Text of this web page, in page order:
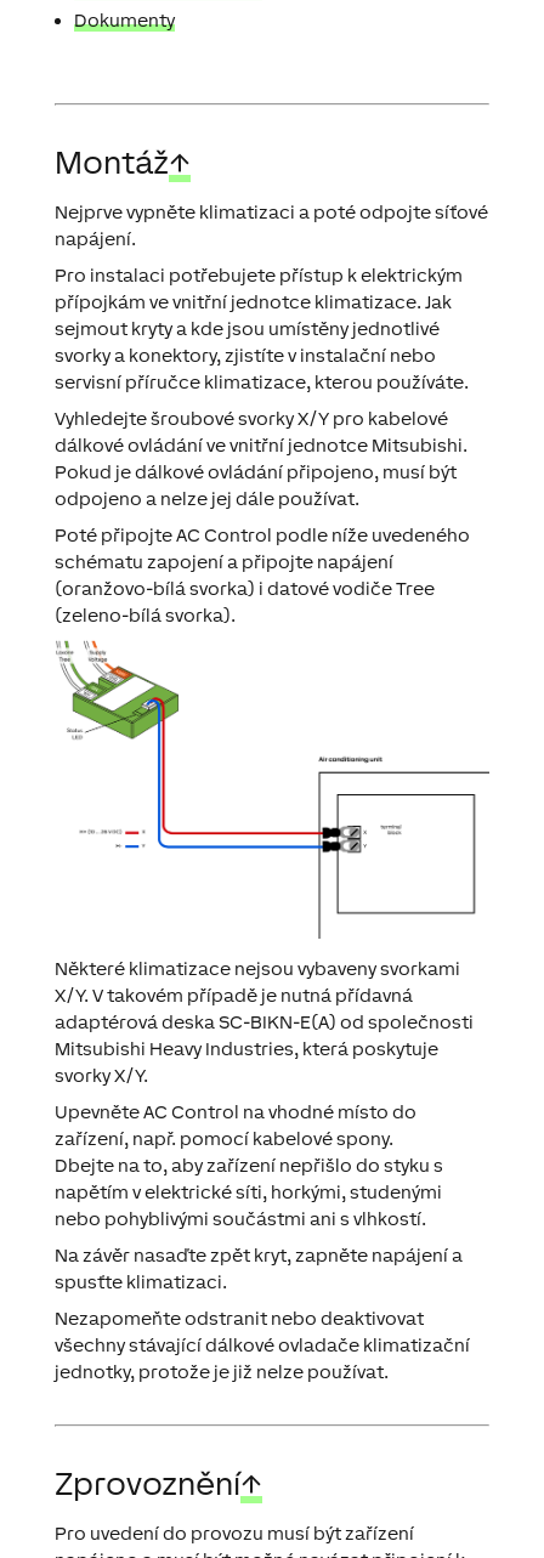
Dokumenty
Montáž↑
Nejprve vypněte klimatizaci a poté odpojte síťové
napájení.
Pro instalaci potřebujete přístup k elektrickým
přípojkám ve vnitřní jednotce klimatizace. Jak
sejmout kryty a kde jsou umístěny jednotlivé
svorky a konektory, zjistíte v instalační nebo
servisní příručce klimatizace, kterou používáte.
Vyhledejte šroubové svorky X/Y pro kabelové
dálkové ovládání ve vnitřní jednotce Mitsubishi.
Pokud je dálkové ovládání připojeno, musí být
odpojeno a nelze jej dále používat.
Poté připojte AC Control podle níže uvedeného
schématu zapojení a připojte napájení
(oranžovo-bílá svorka) i datové vodiče Tree
(zeleno-bílá svorka).
Některé klimatizace nejsou vybaveny svorkami
X/Y. V takovém případě je nutná přídavná
adaptérová deska SC-BIKN-E(A) od společnosti
Mitsubishi Heavy Industries, která poskytuje
svorky X/Y.
Upevněte AC Control na vhodné místo do
zařízení, např. pomocí kabelové spony.
Dbejte na to, aby zařízení nepřišlo do styku s
napětím v elektrické síti, horkými, studenými
nebo pohyblivými součástmi ani s vlhkostí.
Na závěr nasaďte zpět kryt, zapněte napájení a
spusťte klimatizaci.
Nezapomeňte odstranit nebo deaktivovat
všechny stávající dálkové ovladače klimatizační
jednotky, protože je již nelze používat.
Zprovoznění↑
Pro uvedení do provozu musí být zařízení